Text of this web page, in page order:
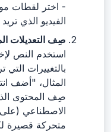
- اختر لقطات
الفيديو الذي
صِف التعديلات
بالتغييرات
صِف المحتوى
الاصطناعي
متحركة قصيرة